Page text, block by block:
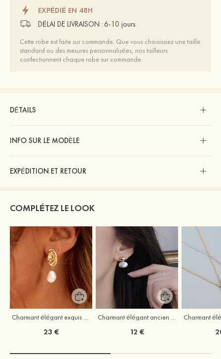
EXPÉDIÉ EN 48H
DÉLAI DE LIVRAISON : 6-10 jours
Cette robe est faite sur commande. Que vous choisissiez une taille
standard ou des mesures personnalisées, nos tailleurs
confectionnent chaque robe sur commande.
DÉTAILS
INFO SUR LE MODÈLE
EXPÉDITION ET RETOUR
COMPLÉTEZ LE LOOK
Charmant élégant exquis argent s925 boucles d'oreilles
23 €
Charmant élégant ancien perle boucles d'oreilles
12 €